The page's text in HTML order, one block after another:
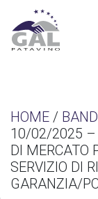
HOME /
10/02/2025 –
DI MERCATO
SERVIZIO DI
GARANZIA/